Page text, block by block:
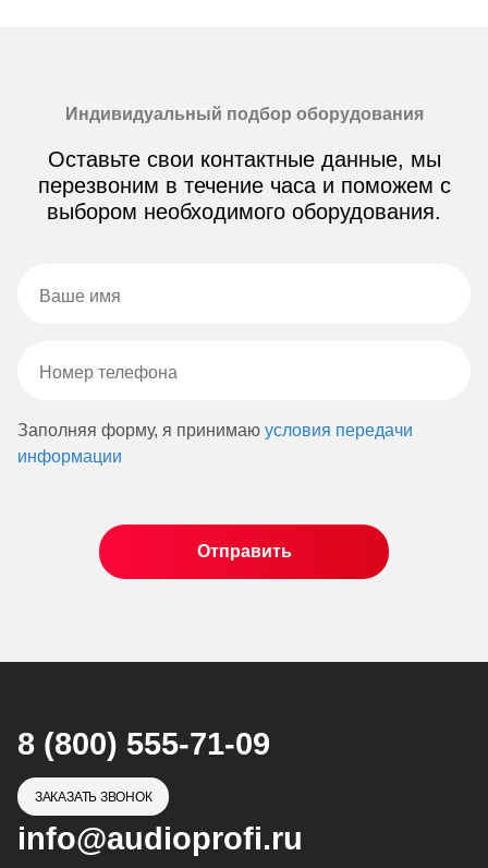
Индивидуальный подбор оборудования
Оставьте свои контактные данные, мы
перезвоним в течение часа и поможем с
выбором необходимого оборудования.
Заполняя форму, я принимаю условия передачи
информации
8 (800) 555-71-09
ЗАКАЗАТЬ ЗВОНОК
info@audioprofi.ru